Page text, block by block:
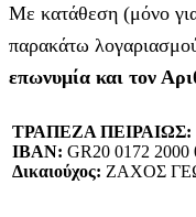
Με κατάθεση (μόνο
παρακάτω
επωνυμία και τον
ΤΡΑΠΕΖΑ ΠΕΙΡΑΙΩΣ:
IBAN: GR20 0172 2000
Δικαιούχος: ΖΑΧΟΣ